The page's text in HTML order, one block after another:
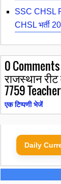
SSC CHSL
CHSL भर्ती
0
राजस्थान
7759
एक टिप्पणी भेजें
Daily